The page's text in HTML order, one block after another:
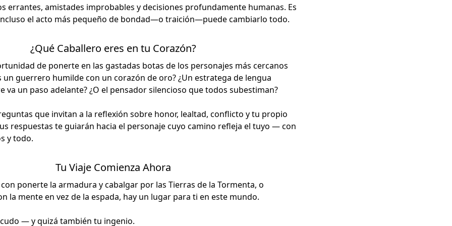
errantes, amistades improbables y decisiones profundamente humanas. Es
el acto más pequeño de bondad—o traición—puede cambiarlo todo.
¿Qué Caballero eres en tu Corazón?
de ponerte en las gastadas botas de los personajes más cercanos
un guerrero humilde con un corazón de oro? ¿Un estratega de lengua
va un paso adelante? ¿O el pensador silencioso que todos subestiman?
que invitan a la reflexión sobre honor, lealtad, conflicto y tu propio
respuestas te guiarán hacia el personaje cuyo camino refleja el tuyo — con
y todo.
Tu Viaje Comienza Ahora
con ponerte la armadura y cabalgar por las Tierras de la Tormenta, o
la mente en vez de la espada, hay un lugar para ti en este mundo.
— y quizá también tu ingenio.